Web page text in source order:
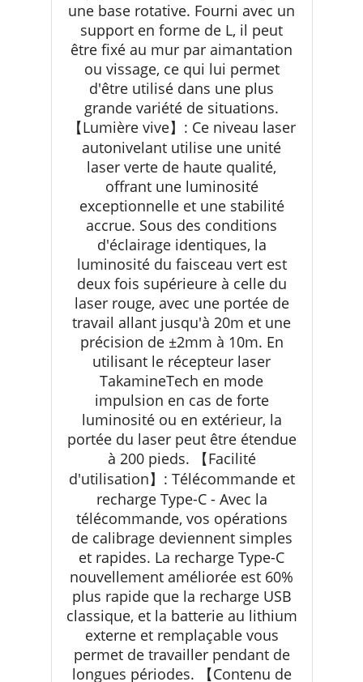
une base rotative. Fourni avec un
support en forme de L, il peut
être fixé au mur par aimantation
ou vissage, ce qui lui permet
d'être utilisé dans une plus
grande variété de situations.
【Lumière vive】: Ce niveau laser
autonivelant utilise une unité
laser verte de haute qualité,
offrant une luminosité
exceptionnelle et une stabilité
accrue. Sous des conditions
d'éclairage identiques, la
luminosité du faisceau vert est
deux fois supérieure à celle du
laser rouge, avec une portée de
travail allant jusqu'à 20m et une
précision de ±2mm à 10m. En
utilisant le récepteur laser
TakamineTech en mode
impulsion en cas de forte
luminosité ou en extérieur, la
portée du laser peut être étendue
à 200 pieds. 【Facilité
d'utilisation】: Télécommande et
recharge Type-C - Avec la
télécommande, vos opérations
de calibrage deviennent simples
et rapides. La recharge Type-C
nouvellement améliorée est 60%
plus rapide que la recharge USB
classique, et la batterie au lithium
externe et remplaçable vous
permet de travailler pendant de
longues périodes. 【Contenu de